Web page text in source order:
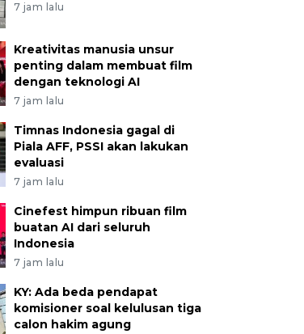
7 jam lalu
Kreativitas manusia unsur
penting dalam membuat film
dengan teknologi AI
7 jam lalu
Timnas Indonesia gagal di
Piala AFF, PSSI akan lakukan
evaluasi
7 jam lalu
Cinefest himpun ribuan film
buatan AI dari seluruh
Indonesia
7 jam lalu
KY: Ada beda pendapat
komisioner soal kelulusan tiga
calon hakim agung